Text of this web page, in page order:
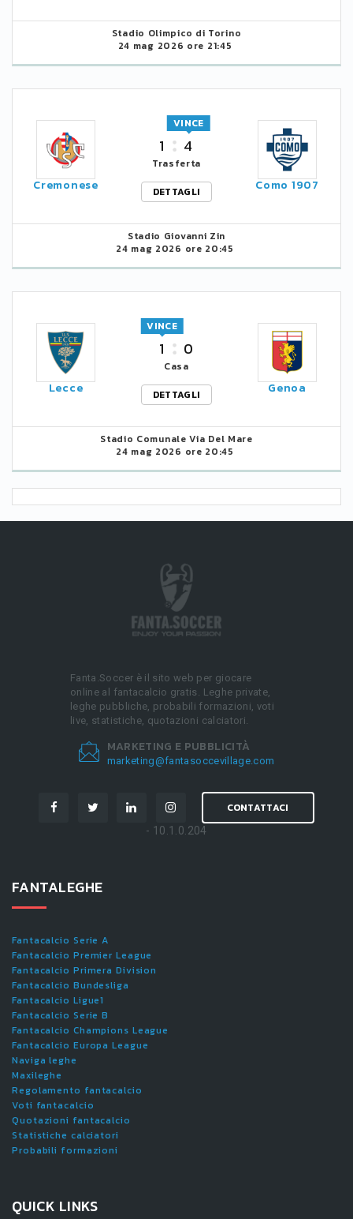
Stadio Olimpico di Torino
24 mag 2026 ore 21:45
Cremonese
1 4
VINCE
Trasferta
DETTAGLI
Como 1907
Stadio Giovanni Zin
24 mag 2026 ore 20:45
Lecce
1
VINCE
0
Casa
DETTAGLI
Genoa
Stadio Comunale Via Del Mare
24 mag 2026 ore 20:45
Fanta.Soccer è il sito web per giocare
online al fantacalcio gratis. Leghe private,
leghe pubbliche, probabili formazioni, voti
live, statistiche, quotazioni calciatori.
MARKETING E PUBBLICITÀ
marketing@fantasoccevillage.com
CONTATTACI
- 10.1.0.204
FANTALEGHE
Fantacalcio Serie A
Fantacalcio Premier League
Fantacalcio Primera Division
Fantacalcio Bundesliga
Fantacalcio Ligue1
Fantacalcio Serie B
Fantacalcio Champions League
Fantacalcio Europa League
Naviga leghe
Maxileghe
Regolamento fantacalcio
Voti fantacalcio
Quotazioni fantacalcio
Statistiche calciatori
Probabili formazioni
QUICK LINKS